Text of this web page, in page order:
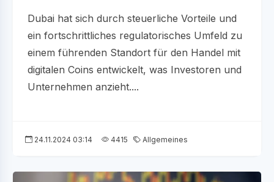
Dubai hat sich durch steuerliche Vorteile und
ein fortschrittliches regulatorisches Umfeld zu
einem führenden Standort für den Handel mit
digitalen Coins entwickelt, was Investoren und
Unternehmen anzieht....
24.11.2024 03:14 4415 Allgemeines